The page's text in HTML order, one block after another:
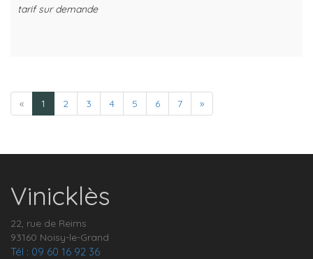
tarif sur demande
« 1 2 3 4 5 6 7 »
Vinicklès
22, rue de Reims
93160 Noisy-le-Grand
Tél : 09 60 16 92 36